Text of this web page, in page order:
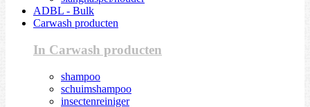
ADBL - Bulk
Carwash producten
In Carwash producten
shampoo
schuimshampoo
insectenreiniger